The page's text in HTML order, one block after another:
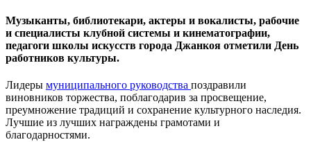
Музыканты, библиотекари, актеры и вокалисты, рабочие
и специалисты клубной системы и кинематографии,
педагоги школы искусств города Джанкоя отметили День
работников культуры.
Лидеры муниципального руководства поздравили
виновников торжества, поблагодарив за просвещение,
преумножение традиций и сохранение культурного наследия.
Лучшие из лучших награждены грамотами и
благодарностями.